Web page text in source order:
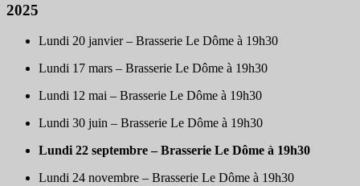
2025
Lundi 20 janvier – Brasserie Le Dôme à 19h30
Lundi 17 mars – Brasserie Le Dôme à 19h30
Lundi 12 mai – Brasserie Le Dôme à 19h30
Lundi 30 juin – Brasserie Le Dôme à 19h30
Lundi 22 septembre – Brasserie Le Dôme à 19h30
Lundi 24 novembre – Brasserie Le Dôme à 19h30